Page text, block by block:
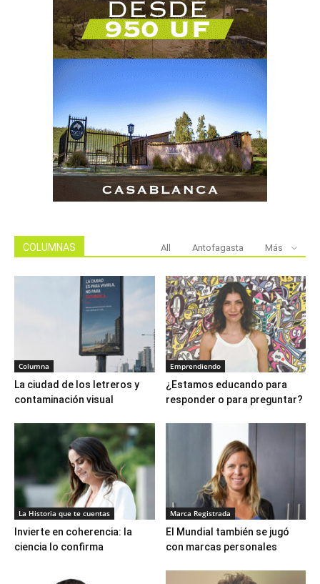
COLUMNAS All Antofagasta Más
Columna
La ciudad de los letreros y
contaminación visual
Emprendiendo
¿Estamos educando para
responder o para preguntar?
La Historia que te cuentas
Invierte en coherencia: la
ciencia lo confirma
Marca Registrada
El Mundial también se jugó
con marcas personales